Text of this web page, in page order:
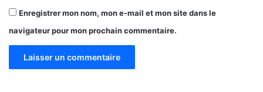
Enregistrer mon nom, mon e-mail et mon site dans le
navigateur pour mon prochain commentaire.